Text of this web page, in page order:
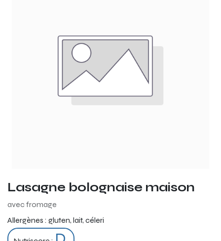
Lasagne bolognaise maison
avec fromage
Allergènes : gluten, lait, céleri